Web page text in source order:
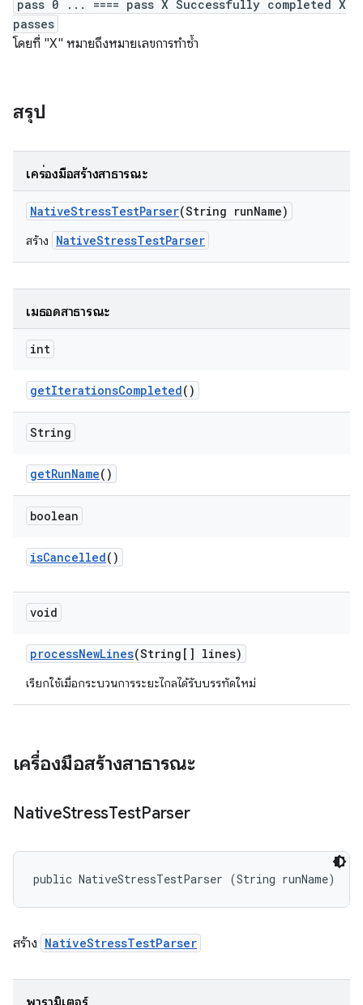
pass 0 ... ==== pass X Successfully completed X
passes
โดยที่ "X" หมายถึงหมายเลขการทำซ้ำ
สรุป
เครื่องมือสร้างสาธารณะ
NativeStressTestParser(String runName)
สร้าง NativeStressTestParser
เมธอดสาธารณะ
int
getIterationsCompleted()
String
getRunName()
boolean
isCancelled()
void
processNewLines(String[] lines)
เรียกใช้เมื่อกระบวนการระยะไกลได้รับบรรทัดใหม่
เครื่องมือสร้างสาธารณะ
NativeStressTestParser
public NativeStressTestParser (String runName)
สร้าง NativeStressTestParser